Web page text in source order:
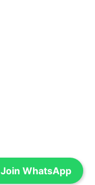
Join WhatsApp